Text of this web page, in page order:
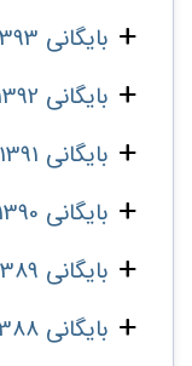
بایگانی 1393
بایگانی 1392
بایگانی 1391
بایگانی 1390
بایگانی 1389
بایگانی 1388